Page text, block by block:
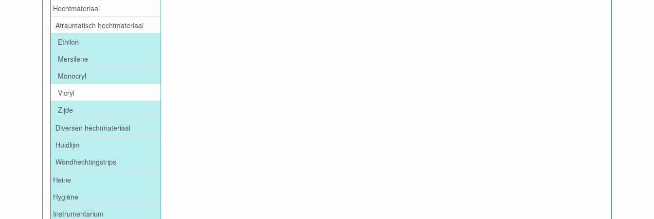
Hechtmateriaal
Atraumatisch hechtmateriaal
Ethilon
Mersilene
Monocryl
Vicryl
Zijde
Diversen hechtmateriaal
Huidlijm
Wondhechtingstrips
Heine
Hygiëne
Instrumentarium